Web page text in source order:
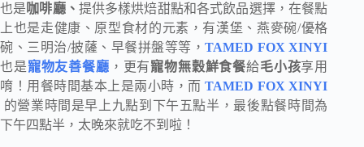
也是咖啡廳、 提供多樣烘焙甜點和各式飲品選擇，在餐點
上也是走健康、原型食材的元素，有漢堡、燕麥碗/優格
碗、三明治/披薩、早餐拼盤等等，TAMED FOX XINYI
也是寵物友善餐廳 ，更有寵物無穀鮮食餐給毛小孩享用
唷！用餐時間基本上是兩小時，而TAMED FOX XINYI
的營業時間是早上九點到下午五點半，最後點餐時間為
下午四點半，太晚來就吃不到啦！